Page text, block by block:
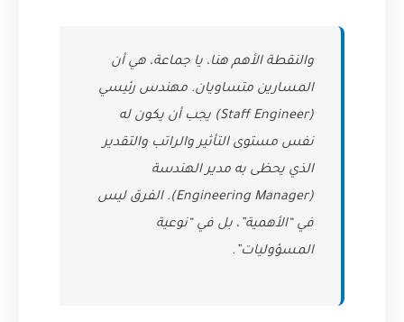
والنقطة الأهم هنا، يا جماعة، هي أن
المسارين متساويان. مهندس رئيسي
(Staff Engineer) يجب أن يكون له
نفس مستوى التأثير والراتب والتقدير
الذي يحظى به مدير الهندسة
(Engineering Manager). الفرق ليس
في “الأهمية”، بل في “نوعية
المسؤوليات”.